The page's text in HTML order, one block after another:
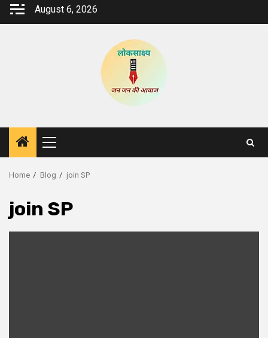
Skip
August 6, 2026
Primary
Menu
Home Blog join SP
join SP